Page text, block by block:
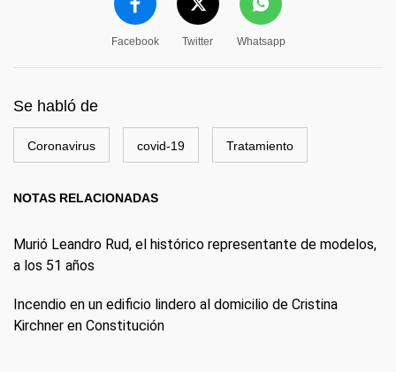
Facebook Twitter Whatsapp
Se habló de
Coronavirus covid-19 Tratamiento
NOTAS RELACIONADAS
Murió Leandro Rud, el histórico representante de modelos,
a los 51 años
Incendio en un edificio lindero al domicilio de Cristina
Kirchner en Constitución